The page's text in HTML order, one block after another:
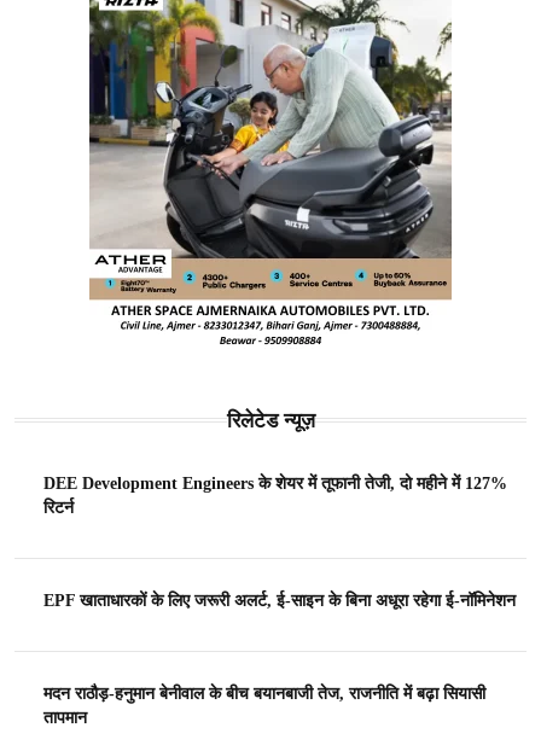
रिलेटेड न्यूज़
DEE Development Engineers के शेयर में तूफानी तेजी, दो महीने में 127%
रिटर्न
EPF खाताधारकों के लिए जरूरी अलर्ट, ई-साइन के बिना अधूरा रहेगा ई-नॉमिनेशन
मदन राठौड़-हनुमान बेनीवाल के बीच बयानबाजी तेज, राजनीति में बढ़ा सियासी
तापमान